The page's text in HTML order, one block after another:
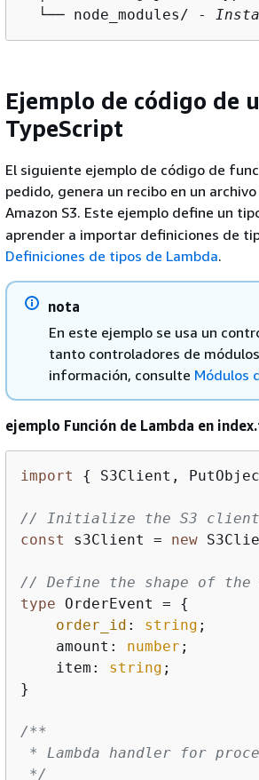
  └── node_modules/ -
Ejemplo de código de
TypeScript
El siguiente ejemplo de código de
pedido, genera un recibo en un
Amazon S3. Este ejemplo define un
aprender a importar definiciones de
Definiciones de tipos de Lambda.
nota
En este ejemplo se usa un
tanto controladores de
información, consulte Módulos
ejemplo Función de Lambda en
import { S3Client,
// Initialize the S3 client
const
s3Client = new
// Define the shape of the
type OrderEvent = {
order_id : string ;
    amount:
number ;
    item:
string ;
}
/**
* Lambda handler for
*/